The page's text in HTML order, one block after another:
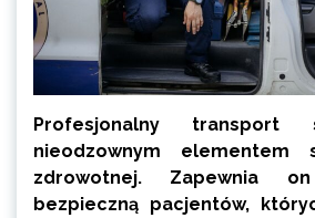
Profesjonalny transport
nieodzownym elementem
zdrowotnej. Zapewnia
bezpieczną pacjentów,